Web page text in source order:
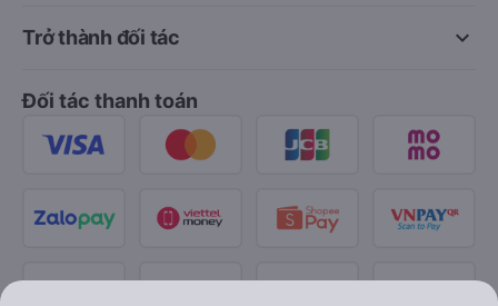
keyboard_arrow_down
Trở thành đối tác
Đối tác thanh toán